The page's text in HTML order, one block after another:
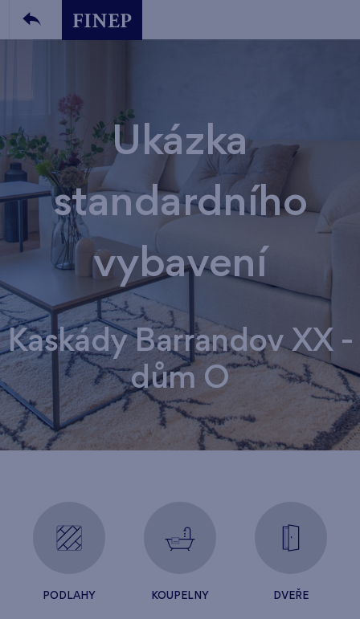
Ukázka
standardního
vybavení
Kaskády Barrandov XX -
dům O
PODLAHY KOUPELNY DVEŘE